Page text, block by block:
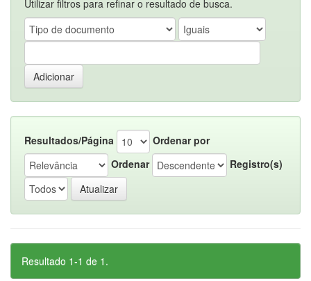
Utilizar filtros para refinar o resultado de busca.
Resultados/Página
Ordenar por
Ordenar
Registro(s)
Resultado 1-1 de 1.